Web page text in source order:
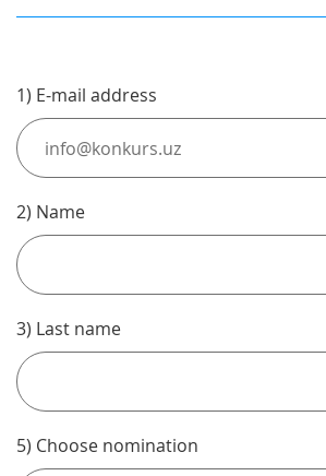
1) E-mail address
2) Name
3) Last name
5) Choose nomination